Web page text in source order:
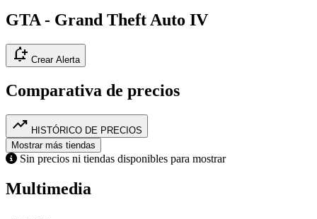
GTA - Grand Theft Auto IV
notification_add Crear Alerta
Comparativa de precios
trending_up HISTÓRICO DE PRECIOS
Mostrar más tiendas
Sin precios ni tiendas disponibles para mostrar
Multimedia